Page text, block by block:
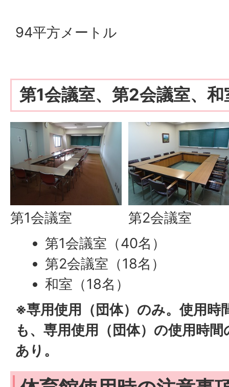
94平方メートル
第1会議室、第2会議室、和
第1会議室
第2会議室
第1会議室（40名）
第2会議室（18名）
和室（18名）
※専用使用（団体）のみ。使用時
も、専用使用（団体）の使用時
あり。